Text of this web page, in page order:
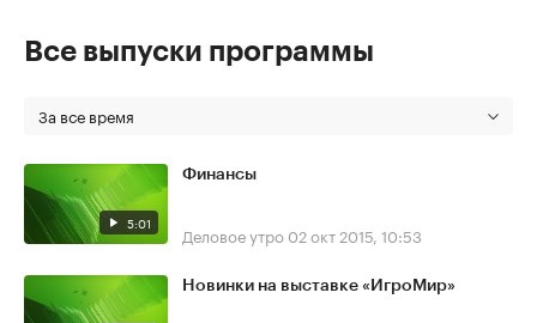
Все выпуски программы
За все время
5:01
Финансы
Деловое утро 02 окт 2015, 10:53
Новинки на выставке «ИгроМир»